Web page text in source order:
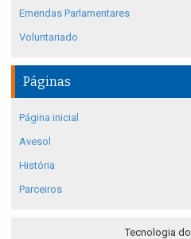
Emendas Parlamentares
Voluntariado
Páginas
Página inicial
Avesol
História
Parceiros
Tecnologia do